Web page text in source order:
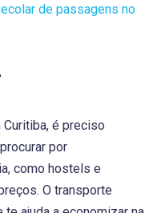
de passagens no
é preciso
por
como hostels e
O transporte